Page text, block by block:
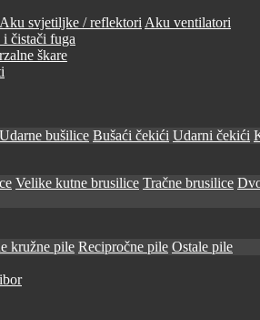
Aku svjetiljke / reflektori Aku ventilatori
čistači fuga
škare
Udarne bušilice Bušaći čekići Udarni čekići
Velike kutne brusilice Tračne brusilice
kružne pile Recipročne pile Ostale pile